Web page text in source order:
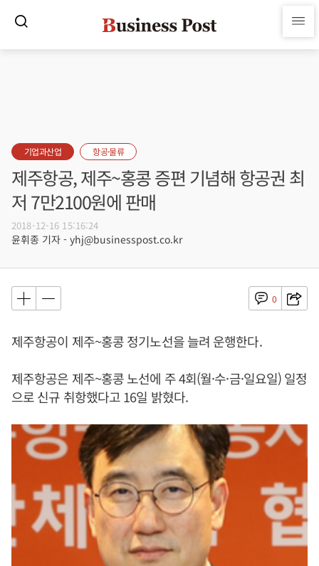
기업과산업 항공·물류
제주항공, 제주~홍콩 증편 기념해 항공권 최
저 7만2100원에 판매
2018-12-16 15:16:24
윤휘종 기자 - yhj@businesspost.co.kr
0
제주항공이 제주~홍콩 정기노선을 늘려 운행한다.
제주항공은 제주~홍콩 노선에 주 4회(월·수·금·일요일) 일정
으로 신규 취항했다고 16일 밝혔다.